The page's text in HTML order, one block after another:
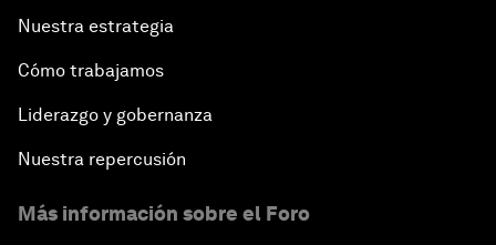
Nuestra estrategia
Cómo trabajamos
Liderazgo y gobernanza
Nuestra repercusión
Más información sobre el Foro